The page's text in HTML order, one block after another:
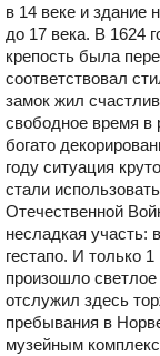
в 14 веке и
до 17 века. В 1624
крепость была
соответствовал
замок жил
свободное время в
богато
году ситуация
стали
Отечественной
несладкая участь:
гестапо. И только
произошло
отслужил здесь
пребывания в
музейным